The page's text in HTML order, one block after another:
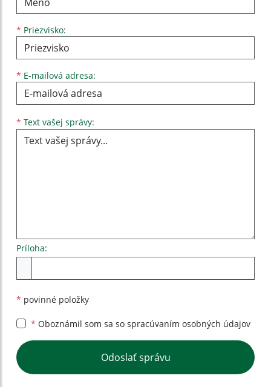
* Priezvisko:
* E-mailová adresa:
* Text vašej správy:
Príloha:
* povinné položky
* Oboznámil som sa so spracúvaním osobných údajov
Google reCaptcha Response
Odoslať správu